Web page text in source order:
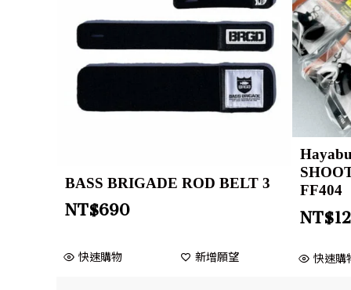
BASS BRIGADE ROD BELT 3
NT$690
快速購物 新增願望
FF404
NT$
快速購